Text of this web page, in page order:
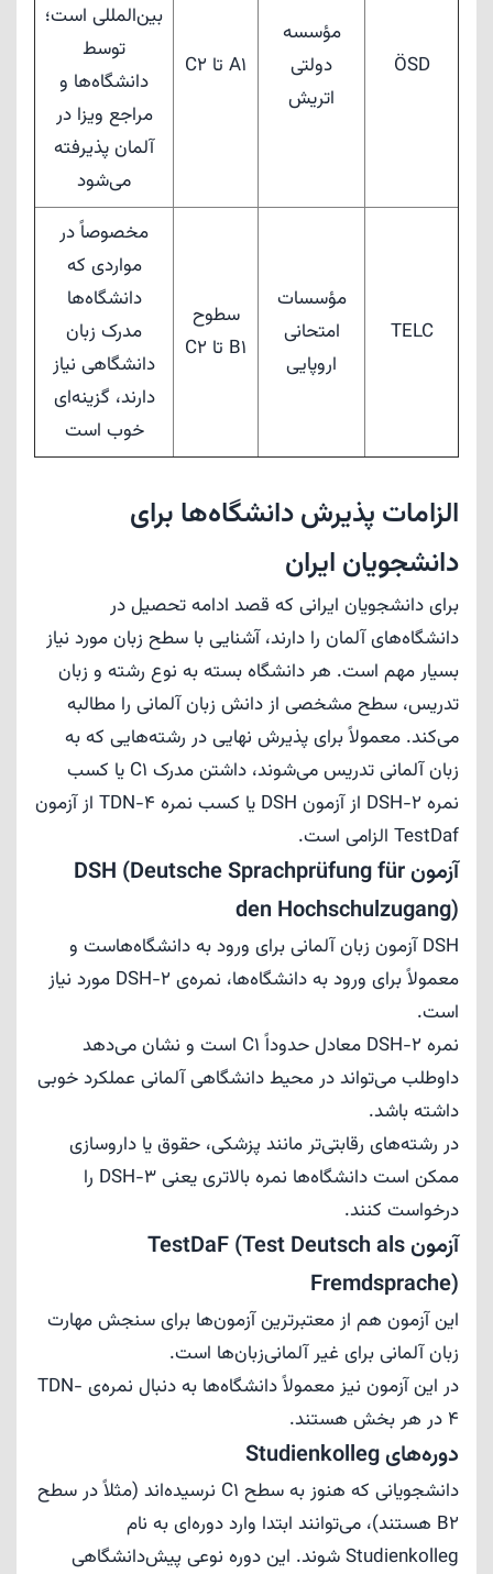
ÖSD
مؤسسه
دولتی
اتریش
A1 تا C2
بین‌المللی است؛
توسط
دانشگاه‌ها و
مراجع ویزا در
آلمان پذیرفته
می‌شود
TELC
مؤسسات
امتحانی
اروپایی
سطوح
B1 تا C2
مخصوصاً در
مواردی که
دانشگاه‌ها
مدرک زبان
دانشگاهی نیاز
دارند، گزینه‌ای
خوب است
الزامات پذیرش دانشگاه‌ها برای
دانشجویان ایران
برای دانشجویان ایرانی که قصد ادامه تحصیل در
دانشگاه‌های آلمان را دارند، آشنایی با سطح زبان مورد نیاز
بسیار مهم است. هر دانشگاه بسته به نوع رشته و زبان
تدریس، سطح مشخصی از دانش زبان آلمانی را مطالبه
می‌کند. معمولاً برای پذیرش نهایی در رشته‌هایی که به
زبان آلمانی تدریس می‌شوند، داشتن مدرک C1 یا کسب
نمره DSH-2 از آزمون DSH یا کسب نمره TDN-4 از آزمون
TestDaf الزامی است.
آزمون DSH (Deutsche Sprachprüfung für
den Hochschulzugang)
DSH آزمون زبان آلمانی برای ورود به دانشگاه‌هاست و
معمولاً برای ورود به دانشگاه‌ها، نمره‌ی DSH-2 مورد نیاز
است.
نمره DSH-2 معادل حدوداً C1 است و نشان می‌دهد
داوطلب می‌تواند در محیط دانشگاهی آلمانی عملکرد خوبی
داشته باشد.
در رشته‌های رقابتی‌تر مانند پزشکی، حقوق یا داروسازی
ممکن است دانشگاه‌ها نمره بالاتری یعنی DSH-3 را
درخواست کنند.
آزمون TestDaF (Test Deutsch als
Fremdsprache)
این آزمون هم از معتبرترین آزمون‌ها برای سنجش مهارت
زبان آلمانی برای غیر آلمانی‌زبان‌ها است.
در این آزمون نیز معمولاً دانشگاه‌ها به دنبال نمره‌ی TDN-
4 در هر بخش هستند.
دوره‌های Studienkolleg
دانشجویانی که هنوز به سطح C1 نرسیده‌اند (مثلاً در سطح
B2 هستند)، می‌توانند ابتدا وارد دوره‌ای به نام
Studienkolleg شوند. این دوره نوعی پیش‌دانشگاهی